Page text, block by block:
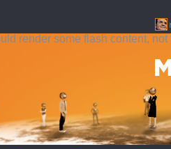
render some flash content, not